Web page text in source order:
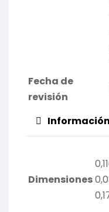
Fecha de
revisión
Dimensiones